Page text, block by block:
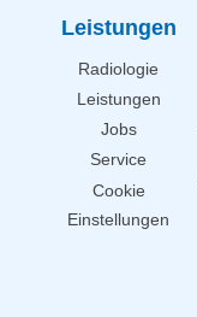
Leistungen
Radiologie
Leistungen
Jobs
Service
Cookie
Einstellungen